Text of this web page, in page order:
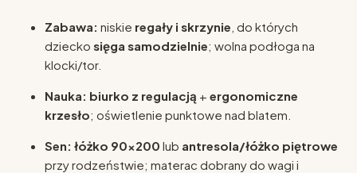
Zabawa: niskie regały i skrzynie , do których
dziecko sięga samodzielnie; wolna podłoga na
klocki/tor.
Nauka: biurko z regulacją + ergonomiczne
krzesło; oświetlenie punktowe nad blatem.
Sen: łóżko 90×200 lub antresola/łóżko piętrowe
przy rodzeństwie; materac dobrany do wagi i